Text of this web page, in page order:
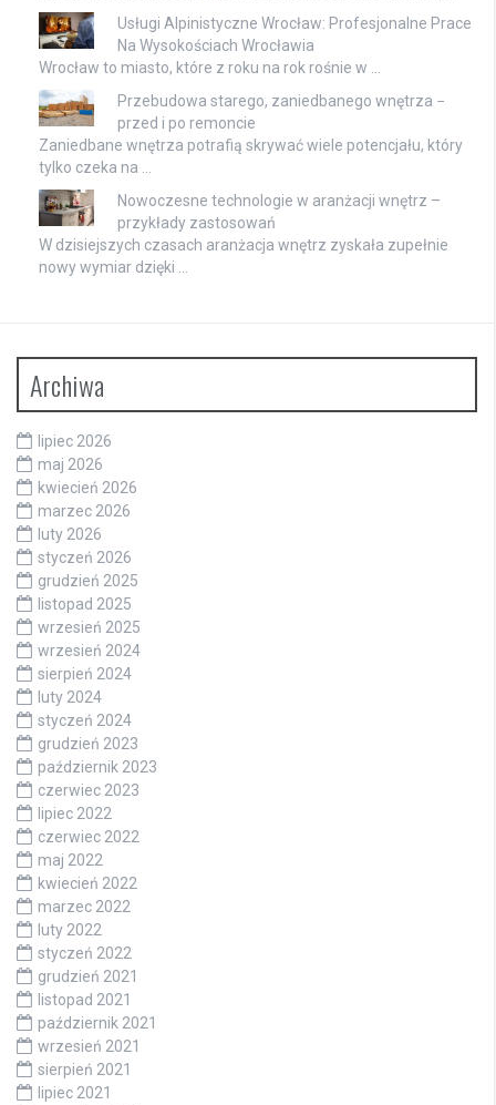
Usługi Alpinistyczne Wrocław: Profesjonalne Prace
Na Wysokościach Wrocławia
Wrocław to miasto, które z roku na rok rośnie w …
Przebudowa starego, zaniedbanego wnętrza −
przed i po remoncie
Zaniedbane wnętrza potrafią skrywać wiele potencjału, który
tylko czeka na …
Nowoczesne technologie w aranżacji wnętrz –
przykłady zastosowań
W dzisiejszych czasach aranżacja wnętrz zyskała zupełnie
nowy wymiar dzięki …
Archiwa
lipiec 2026
maj 2026
kwiecień 2026
marzec 2026
luty 2026
styczeń 2026
grudzień 2025
listopad 2025
wrzesień 2025
wrzesień 2024
sierpień 2024
luty 2024
styczeń 2024
grudzień 2023
październik 2023
czerwiec 2023
lipiec 2022
czerwiec 2022
maj 2022
kwiecień 2022
marzec 2022
luty 2022
styczeń 2022
grudzień 2021
listopad 2021
październik 2021
wrzesień 2021
sierpień 2021
lipiec 2021